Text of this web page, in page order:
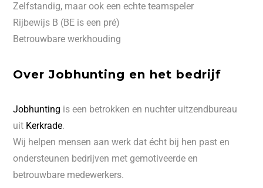
Zelfstandig, maar ook een echte teamspeler
Rijbewijs B (BE is een pré)
Betrouwbare werkhouding
Over Jobhunting en het bedrijf
Jobhunting is een betrokken en nuchter uitzendbureau
uit Kerkrade.
Wij helpen mensen aan werk dat écht bij hen past en
ondersteunen bedrijven met gemotiveerde en
betrouwbare medewerkers.